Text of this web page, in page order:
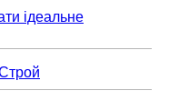
ідеальне